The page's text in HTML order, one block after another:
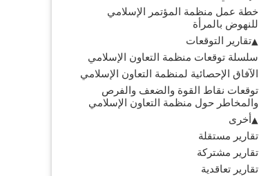
خطة عمل منظمة المؤتمر الإسلامي
للنهوض بالمرأة
تقارير التوقعات
سلسلة توقعات منظمة التعاون الإسلامي
الآفاق الإحصائية لمنظمة التعاون الإسلامي
توقعات نقاط القوة والضعف والفرص
والمخاطر حول منظمة التعاون الإسلامي
أخرى
تقارير مستقلة
تقارير مشتركة
تقارير تعاقدية